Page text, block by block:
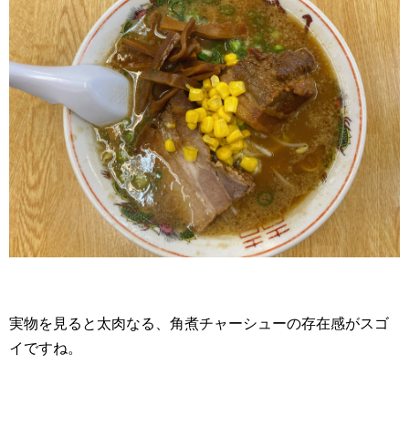
実物を見ると太肉なる、角煮チャーシューの存在感がスゴ
イですね。